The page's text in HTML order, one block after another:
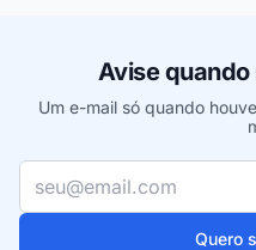
Avise
Um e-mail só quando
Seu e-mail
Quero